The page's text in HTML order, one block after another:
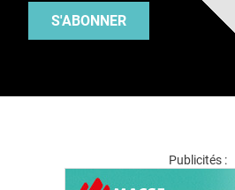
S'ABONNER
Publicités :